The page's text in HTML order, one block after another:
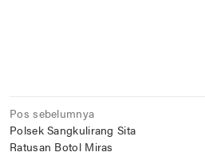
Navigasi
pos
Pos sebelumnya
Polsek Sangkulirang Sita
Ratusan Botol Miras